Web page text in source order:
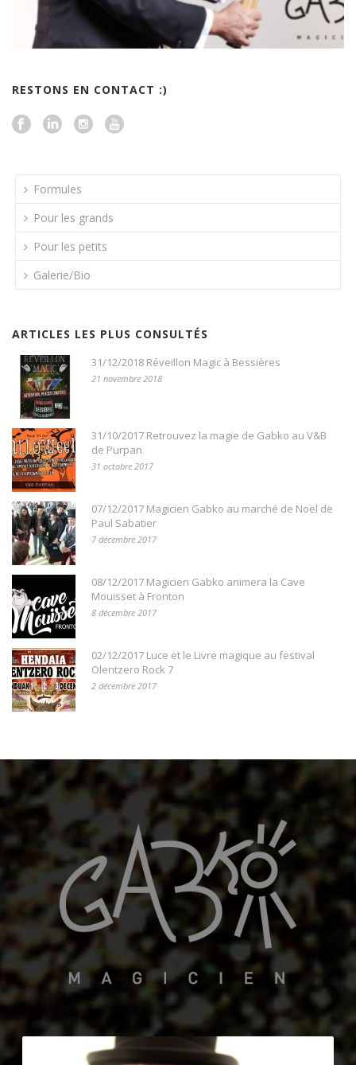
RESTONS EN CONTACT :)
Formules
Pour les grands
Pour les petits
Galerie/Bio
ARTICLES LES PLUS CONSULTÉS
31/12/2018 Réveillon Magic à Bessières
21 novembre 2018
31/10/2017 Retrouvez la magie de Gabko au V&B
de Purpan
31 octobre 2017
07/12/2017 Magicien Gabko au marché de Noël de
Paul Sabatier
7 décembre 2017
08/12/2017 Magicien Gabko animera la Cave
Mouisset à Fronton
8 décembre 2017
02/12/2017 Luce et le Livre magique au festival
Olentzero Rock 7
2 décembre 2017